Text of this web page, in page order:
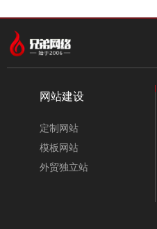
找不到
网站建设
定制网站
模板网站
外贸独立站